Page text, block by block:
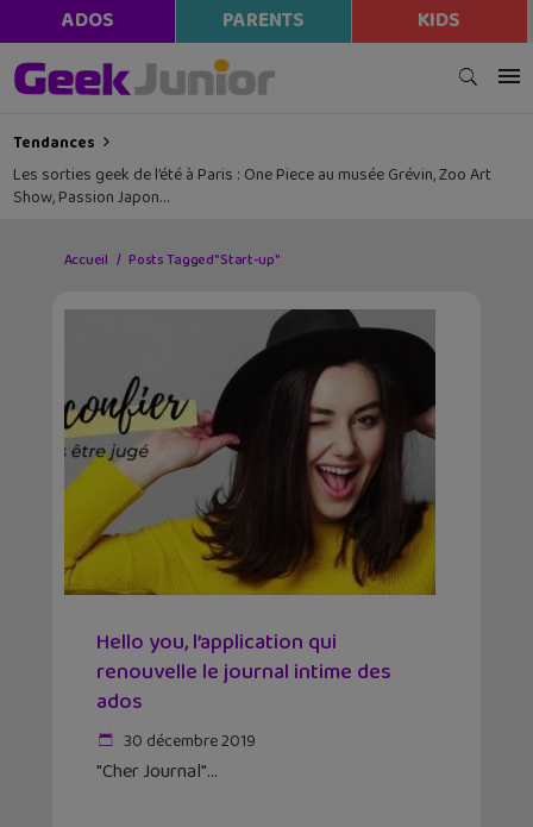
ADOS PARENTS KIDS
Tendances
Les sorties geek de l’été à Paris : One Piece au musée Grévin, Zoo Art
Show, Passion Japon…
Accueil Posts Tagged "Start-up"
Hello you, l’application qui
renouvelle le journal intime des
ados
30 décembre 2019
"Cher Journal"